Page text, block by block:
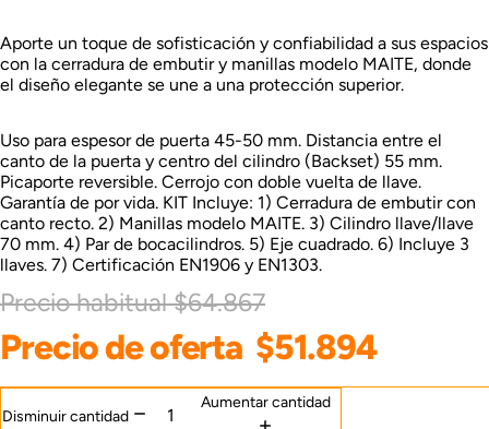
Aporte un toque de sofisticación y confiabilidad a sus espacios
con la cerradura de embutir y manillas modelo MAITE, donde
el diseño elegante se une a una protección superior.
Uso para espesor de puerta 45-50 mm. Distancia entre el
canto de la puerta y centro del cilindro (Backset) 55 mm.
Picaporte reversible. Cerrojo con doble vuelta de llave.
Garantía de por vida. KIT Incluye: 1) Cerradura de embutir con
canto recto. 2) Manillas modelo MAITE. 3) Cilindro llave/llave
70 mm. 4) Par de bocacilindros. 5) Eje cuadrado. 6) Incluye 3
llaves. 7) Certificación EN1906 y EN1303.
Precio habitual$64.867
Precio de oferta $51.894
Disminuir cantidad
Aumentar cantidad